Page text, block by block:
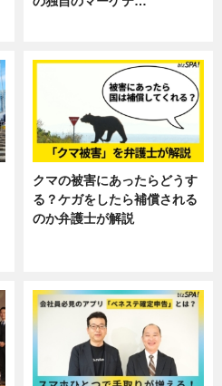
クマの被害にあったらどうす
る？ケガをしたら補償される
のか弁護士が解説